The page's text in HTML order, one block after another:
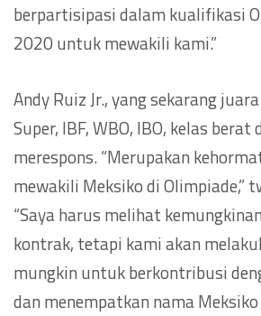
berpartisipasi dalam kualifikasi
2020 untuk mewakili kami.”
Andy Ruiz Jr., yang sekarang
Super, IBF, WBO, IBO, kelas berat
merespons. “Merupakan
mewakili Meksiko di Olimpiade,”
“Saya harus melihat
kontrak, tetapi kami akan
mungkin untuk berkontribusi
dan menempatkan nama